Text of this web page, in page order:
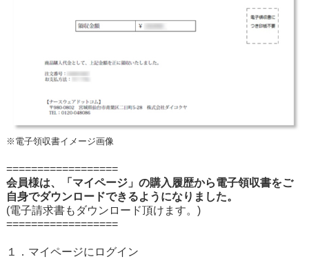
※電子領収書イメージ画像
==================
会員様は、「マイページ」の購入履歴から電子領収書をご
自身でダウンロードできるようになりました。
(電子請求書もダウンロード頂けます。)
==================
１．マイページにログイン